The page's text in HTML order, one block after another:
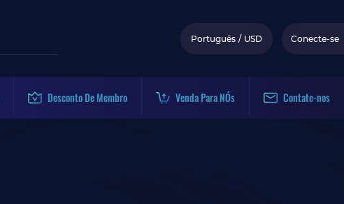
Português / USD Conecte-se
Desconto De Membro Venda Para NÓs Contate-nos